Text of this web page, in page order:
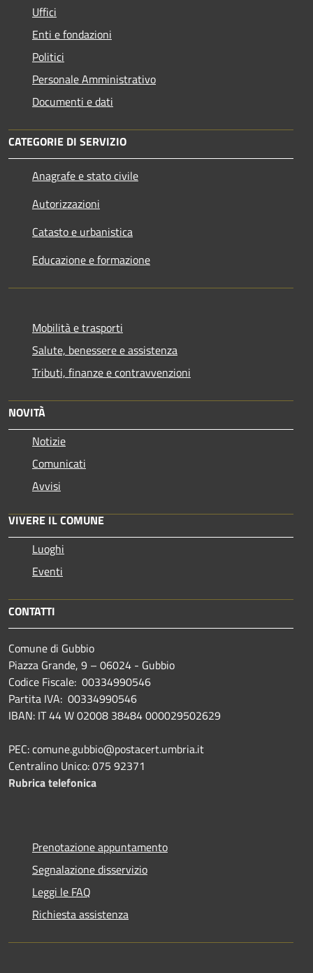
Uffici
Enti e fondazioni
Politici
Personale Amministrativo
Documenti e dati
CATEGORIE DI SERVIZIO
Anagrafe e stato civile
Autorizzazioni
Catasto e urbanistica
Educazione e formazione
Mobilità e trasporti
Salute, benessere e assistenza
Tributi, finanze e contravvenzioni
NOVITÀ
Notizie
Comunicati
Avvisi
VIVERE IL COMUNE
Luoghi
Eventi
CONTATTI
Comune di Gubbio
Piazza Grande, 9 – 06024 - Gubbio
Codice Fiscale: 00334990546
Partita IVA: 00334990546
IBAN: IT 44 W 02008 38484 000029502629
PEC: comune.gubbio@postacert.umbria.it
Centralino Unico: 075 92371
Rubrica telefonica
Prenotazione appuntamento
Segnalazione disservizio
Leggi le FAQ
Richiesta assistenza